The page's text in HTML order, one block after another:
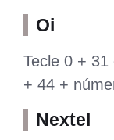
Oi
Tecle 0 +
+ 44 +
Nextel